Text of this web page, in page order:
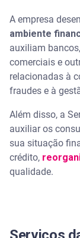
A empresa
ambiente
auxiliam
comerciais e
relacionadas à
fraudes e à
Além disso, a
auxiliar os
sua situação
crédito,
qualidade.